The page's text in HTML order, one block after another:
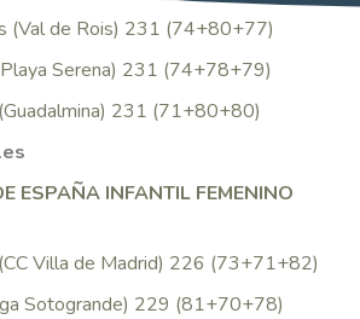
(Val de Rois) 231 (74+80+77)
Serena) 231 (74+78+79)
231 (71+80+80)
ESPAÑA INFANTIL FEMENINO
Villa de Madrid) 226 (73+71+82)
Sotogrande) 229 (81+70+78)